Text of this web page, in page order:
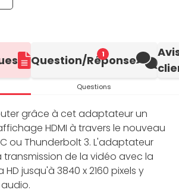
1
Question/Réponse
Questions
grâce à cet adaptateur un
HDMI à travers le nouveau
ou Thunderbolt 3. L'adaptateur
transmission de la vidéo avec la
HD jusqu'à 3840 x 2160 pixels y